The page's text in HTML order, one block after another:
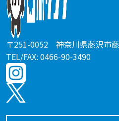
〒251-0052 神奈川県藤沢市
TEL/FAX: 0466-90-3490